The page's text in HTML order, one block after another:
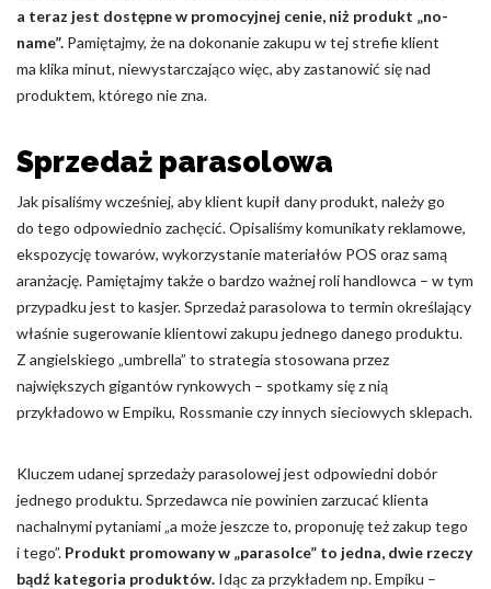
a teraz jest dostępne w promocyjnej cenie, niż produkt „no-
name”. Pamiętajmy, że na dokonanie zakupu w tej strefie klient
ma klika minut, niewystarczająco więc, aby zastanowić się nad
produktem, którego nie zna.
Sprzedaż parasolowa
Jak pisaliśmy wcześniej, aby klient kupił dany produkt, należy go
do tego odpowiednio zachęcić. Opisaliśmy komunikaty reklamowe,
ekspozycję towarów, wykorzystanie materiałów POS oraz samą
aranżację. Pamiętajmy także o bardzo ważnej roli handlowca – w tym
przypadku jest to kasjer. Sprzedaż parasolowa to termin określający
właśnie sugerowanie klientowi zakupu jednego danego produktu.
Z angielskiego „umbrella” to strategia stosowana przez
największych gigantów rynkowych – spotkamy się z nią
przykładowo w Empiku, Rossmanie czy innych sieciowych sklepach.
Kluczem udanej sprzedaży parasolowej jest odpowiedni dobór
jednego produktu. Sprzedawca nie powinien zarzucać klienta
nachalnymi pytaniami „a może jeszcze to, proponuję też zakup tego
i tego”. Produkt promowany w „parasolce” to jedna, dwie rzeczy
bądź kategoria produktów. Idąc za przykładem np. Empiku –